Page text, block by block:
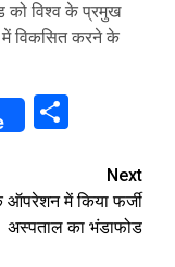
को विश्व के प्रमुख
में विकसित करने के
Next
ऑपरेशन में किया फर्जी
अस्पताल का भंडाफोड